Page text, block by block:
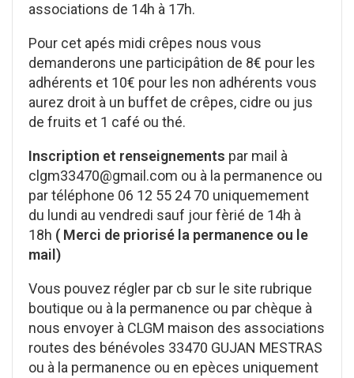
associations de 14h à 17h.
Pour cet apés midi crêpes nous vous
demanderons une participâtion de 8€ pour les
adhérents et 10€ pour les non adhérents vous
aurez droit à un buffet de crêpes, cidre ou jus
de fruits et 1 café ou thé.
Inscription et renseignements par mail à
clgm33470@gmail.com ou à la permanence ou
par téléphone 06 12 55 24 70 uniquemement
du lundi au vendredi sauf jour fèrié de 14h à
18h ( Merci de priorisé la permanence ou le
mail)
Vous pouvez régler par cb sur le site rubrique
boutique ou à la permanence ou par chèque à
nous envoyer à CLGM maison des associations
routes des bénévoles 33470 GUJAN MESTRAS
ou à la permanence ou en epèces uniquement